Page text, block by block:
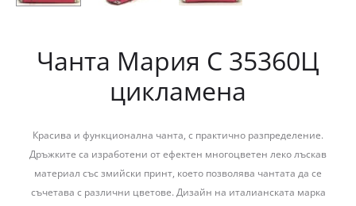
Чанта Мария С 35360Ц
цикламена
Красива и функционална чанта, с практично разпределение.
Дръжките са изработени от ефектен многоцветен леко лъскав
материал със змийски принт, което позволява чантата да се
съчетава с различни цветове. Дизайн на италианската марка